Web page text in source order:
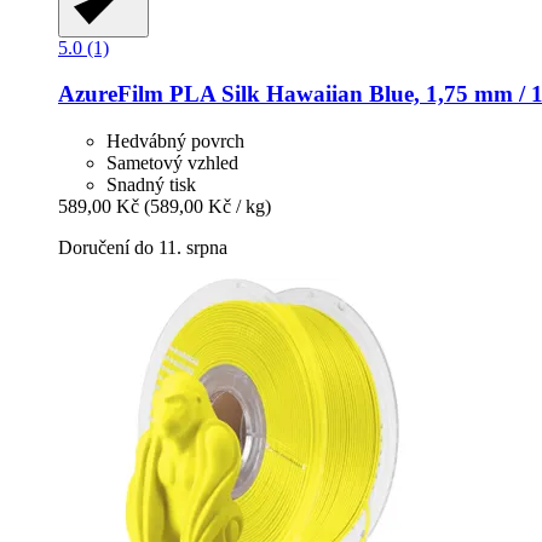
5.0 (1)
AzureFilm PLA Silk Hawaiian Blue, 1,75 mm /
Hedvábný povrch
Sametový vzhled
Snadný tisk
589,00 Kč (589,00 Kč / kg)
Doručení do 11. srpna